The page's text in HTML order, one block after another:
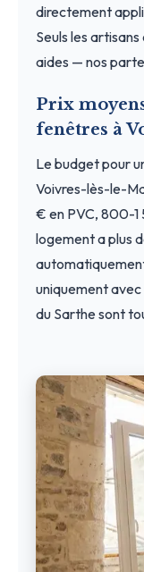
directement
Seuls les
aides — nos
Prix
fenêtres à
Le budget pour
Voivres-lès-le-
€ en PVC, 800-1
logement a plus
uniquement
du Sarthe sont